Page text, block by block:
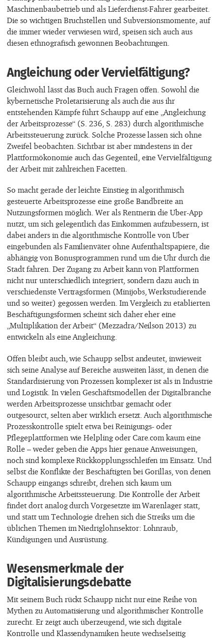
Maschinenbaubetrieb und als Lieferdienst-Fahrer gearbeitet.
Die so wichtigen Bruchstellen und Subversionsmomente, auf
die immer wieder verwiesen wird, speisen sich auch aus
diesen ethnografisch gewonnen Beobachtungen.
Angleichung oder Vervielfältigung?
Gleichwohl lässt das Buch auch Fragen offen. Sowohl die
kybernetische Proletarisierung als auch die aus ihr
entstehenden Kämpfe führt Schaupp auf eine „Angleichung
der Arbeitsprozesse“ (S. 236, S. 283) durch algorithmische
Arbeitssteuerung zurück. Solche Prozesse lassen sich ohne
Zweifel beobachten. Sichtbar ist aber mindestens in der
Plattformökonomie auch das Gegenteil, eine Vervielfältigung
der Arbeit mit zahlreichen Facetten.
So macht gerade der leichte Einstieg in algorithmisch
gesteuerte Arbeitsprozesse eine große Bandbreite an
Nutzungsformen möglich. Wer als Rentnerin die Uber-App
nutzt, um sich gelegentlich das Einkommen aufzubessern, ist
dabei anders in die algorithmische Kontrolle von Uber
eingebunden als Familienväter ohne Aufenthaltspapiere, die
abhängig von Bonusprogrammen rund um die Uhr durch die
Stadt fahren. Der Zugang zu Arbeit kann von Plattformen
nicht nur unterschiedlich integriert, sondern dazu auch in
verschiedenste Vertragsformen (Minijobs, Werkstudierende
und so weiter) gegossen werden. Im Vergleich zu etablierten
Beschäftigungsformen scheint sich daher eher eine
„Multiplikation der Arbeit“ (Mezzadra/Neilson 2013) zu
entwickeln als eine Angleichung.
Offen bleibt auch, wie Schaupp selbst andeutet, inwieweit
sich seine Analyse auf Bereiche ausweiten lässt, in denen die
Standardisierung von Prozessen komplexer ist als in Industrie
und Logistik. In vielen Geschäftsmodellen der Digitalbranche
werden Arbeitsprozesse unsichtbar gemacht oder
outgesourct, selten aber wirklich ersetzt. Auch algorithmische
Prozesskontrolle spielt etwa bei Reinigungs- oder
Pflegeplattformen wie Helpling oder Care.com kaum eine
Rolle – weder geben die Apps hier genaue Anweisungen,
noch sind komplexe Rückkopplungsschleifen im Einsatz. Und
selbst die Konflikte der Beschäftigten bei Gorillas, von denen
Schaupp eingangs schreibt, drehen sich kaum um
algorithmische Arbeitssteuerung. Die Kontrolle der Arbeit
findet dort analog durch Vorgesetzte im Warenlager statt,
und statt um Technologie drehen sich die Streiks um die
üblichen Themen im Niedriglohnsektor: Lohnraub,
Kündigungen und Ausrüstung.
Wesensmerkmale der
Digitalisierungsdebatte
Mit seinem Buch rückt Schaupp nicht nur eine Reihe von
Mythen zu Automatisierung und algorithmischer Kontrolle
zurecht. Er zeigt auch überzeugend, wie sich digitale
Kontrolle und Klassendynamiken heute wechselseitig